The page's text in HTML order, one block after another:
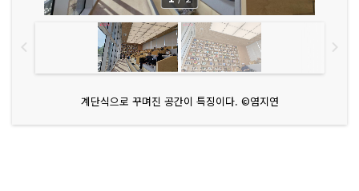
계단식으로 꾸며진 공간이 특징이다. ©염지연